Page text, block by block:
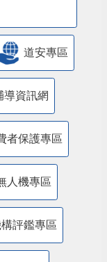
道安專區
導資訊網
者保護專區
人機專區
評鑑專區